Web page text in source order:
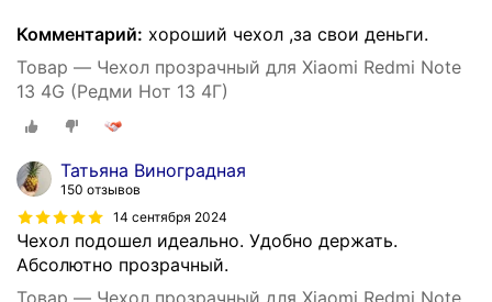
Комментарий: хороший чехол ,за свои деньги.
Товар — Чехол прозрачный для Xiaomi Redmi Note
13 4G (Редми Нот 13 4Г)
Татьяна Виноградная
150 отзывов
14 сентября 2024
Чехол подошел идеально. Удобно держать.
Абсолютно прозрачный.
Товар — Чехол прозрачный для Xiaomi Redmi Note